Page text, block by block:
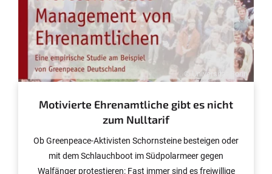
© Universität Bonn
Motivierte Ehrenamtliche gibt es nicht
zum Nulltarif
Ob Greenpeace-Aktivisten Schornsteine besteigen oder
mit dem Schlauchboot im Südpolarmeer gegen
Walfänger protestieren: Fast immer sind es freiwillige